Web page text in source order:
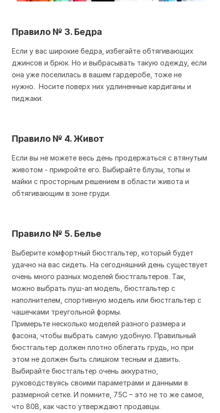
Правило № 3. Бедра
Если у вас широкие бедра, избегайте обтягивающих
джинсов и брюк. Но и выбрасывать такую одежду, если
она уже поселилась в вашем гардеробе, тоже не
нужно. Носите поверх них удлиненные кардиганы и
пиджаки.
Правило № 4. Живот
Если вы не можете весь день продержаться с втянутым
животом - прикройте его. Выбирайте блузы, топы и
майки с просторным решением в области живота и
обтягивающим в зоне груди.
Правило № 5. Белье
Выберите комфортный бюстгальтер, который будет
удачно на вас сидеть. На сегодняшний день существует
очень много разных моделей бюстгальтеров. Так,
можно выбрать пуш-ап модель, бюстгальтер с
наполнителем, спортивную модель или бюстгальтер с
чашечками треугольной формы.
Примерьте несколько моделей разного размера и
фасона, чтобы выбрать самую удобную. Правильный
бюстгальтер должен плотно облегать грудь, но при
этом не должен быть слишком тесным и давить.
Выбирайте бюстгальтер очень аккуратно,
руководствуясь своими параметрами и данными в
размерной сетке. И помните, 75С – это не то же самое,
что 80В, как часто утверждают продавцы.